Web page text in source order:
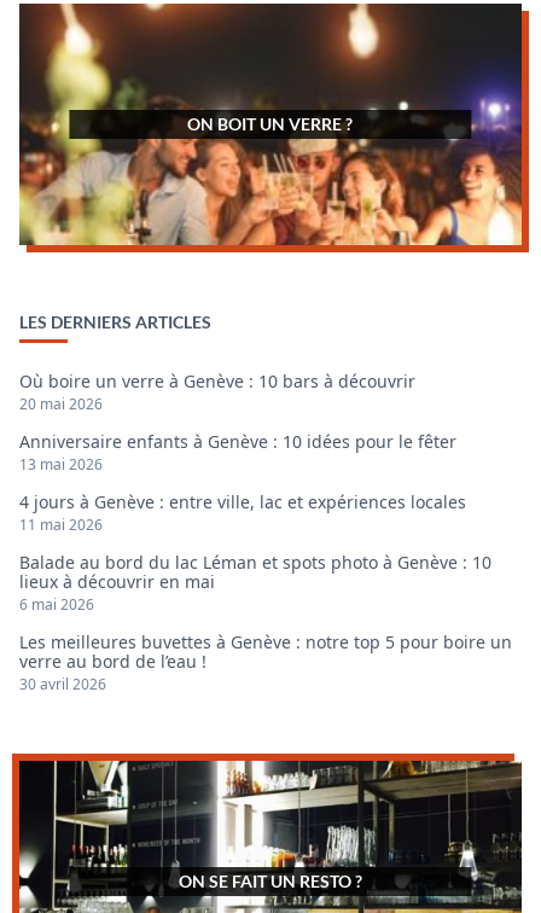
ON BOIT UN VERRE ?
LES DERNIERS ARTICLES
Où boire un verre à Genève : 10 bars à découvrir
20 mai 2026
Anniversaire enfants à Genève : 10 idées pour le fêter
13 mai 2026
4 jours à Genève : entre ville, lac et expériences locales
11 mai 2026
Balade au bord du lac Léman et spots photo à Genève : 10
lieux à découvrir en mai
6 mai 2026
Les meilleures buvettes à Genève : notre top 5 pour boire un
verre au bord de l’eau !
30 avril 2026
ON SE FAIT UN RESTO ?